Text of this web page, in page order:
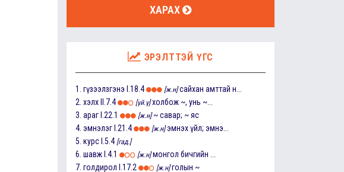
ХАРАХ
ЭРЭЛТТЭЙ ҮГС
1. гүзээлзгэнэ I.18.4 [ж.н] сайхан амттай н...
2. хэлх II.7.4 [үй.ү] холбож ~, унь ~...
3. араг I.22.1 [ж.н] ~ савар; ~ яс
4. эмнэлэг I.21.4 [ж.н] эмнэх үйл; эмнэ...
5. курс I.5.4 [гад.]
6. шавж I.4.1 [ж.н] монгол бичгийн ...
7. голдирол I.17.2 [ж.н] голын ~